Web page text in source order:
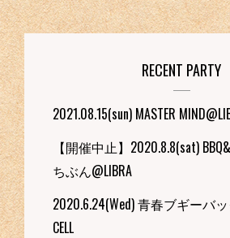
RECENT PARTY
2021.08.15(sun) MASTER
【開催中止】2020.8.8(sat)
ちぶん@LIBRA
2020.6.24(Wed) 青春ブギーバ
CELL